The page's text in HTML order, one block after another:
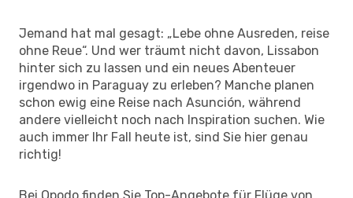
Jemand hat mal gesagt: „Lebe ohne Ausreden, reise
ohne Reue“. Und wer träumt nicht davon, Lissabon
hinter sich zu lassen und ein neues Abenteuer
irgendwo in Paraguay zu erleben? Manche planen
schon ewig eine Reise nach Asunción, während
andere vielleicht noch nach Inspiration suchen. Wie
auch immer Ihr Fall heute ist, sind Sie hier genau
richtig!